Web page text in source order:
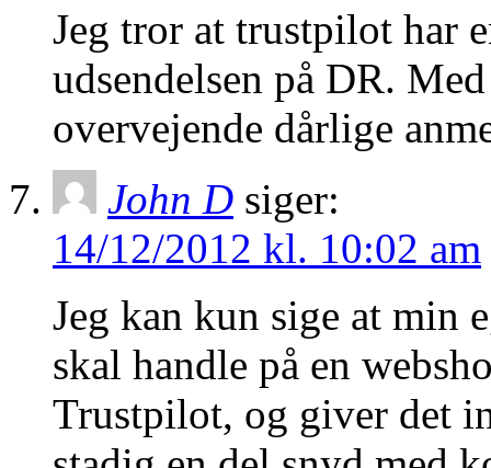
Jeg tror at trustpilot har
udsendelsen på DR.
overvejende dårlige
John D siger:
14/12/2012 kl. 10:02 am
Jeg kan kun sige at min
skal handle på en
Trustpilot, og giver det